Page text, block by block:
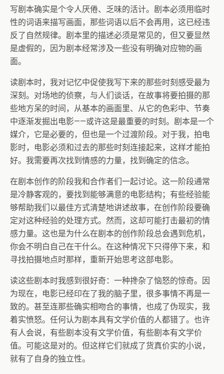
写剧本确实是个令人厌倦、乏味的活计。剧本必须用临时
性的词语来描写画面，那些词语以后不会再用，这已经违
反了自然规律。剧本里的描述必须是常见的，但又要显然
是虚假的，因为剧本经常涉及一些没有明确对应物的画
面。
读剧本时，我对记忆中促使我写下来的那些时刻感受最为
深刻。对场地的侦察，与人们谈话，在故事将要拍摄的那
些地方呆的时间，从基本的画面里、从它的色彩中、节奏
中逐渐发掘出电影——或许这是最重要的时刻。剧本是一个
媒介，它是必要的，但也是一个过渡阶段。对于我，拍电
影时，电影必须和过去的那些时刻连接起来，这样才能拍
好。我需要再次找到情感的力量，找到确定的信念。
在剧本创作的阶段我和合作者们一起讨论。这一阶段通常
是冷静客观的，要找到能够满意的电影结构；有些经验能
够帮助我们以最佳方式清楚地讲述故事，在创作阶段要确
定对这种经验的处理方式。然而，这却可能打击最初的情
感力量。这也是为什么在剧本的创作阶段总会遇到危机，
你会不明白自己在干什么。在这种情况下只得停下来，和
寻找拍摄地点时那样，重新开始思考这部电影。
读这些剧本时我感到很好奇：一种搀杂了恼怒的惊奇。因
为现在，电影已经印在了我的脑子里，很多事情不再是一
致的。甚至连那些确实相吻合的事情，也成了伪现实，我
着实愤怒。任何认为剧本具有文学价值的人都错了。也许
有人会说，有些剧本没有文学价值，有些剧本有文学价
值。可能这是对的。但这样它们就成了货真价实的小说，
就有了自身的独立性。